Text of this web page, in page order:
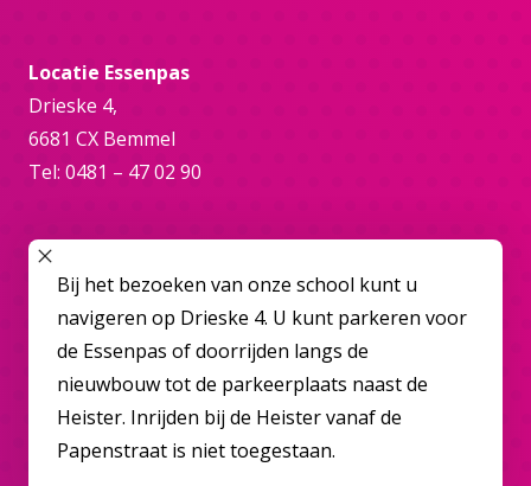
Locatie Essenpas
Drieske 4,
6681 CX Bemmel
Tel: 0481 – 47 02 90
Online
bemmel@overbetuwecollege.nl
SLUIT POPUP
Bij het bezoeken van onze school kunt u
navigeren op Drieske 4. U kunt parkeren voor
de Essenpas of doorrijden langs de
nieuwbouw tot de parkeerplaats naast de
Heister. Inrijden bij de Heister vanaf de
Papenstraat is niet toegestaan.